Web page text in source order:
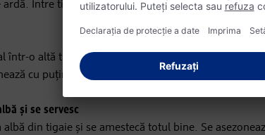
Între timp, fierbeți pastele în apă sărată al
într-o altă tigaie și prăjiți cuburile de tofu afumat
cu puțin sos de soia și câteva picături de Liquid
și se servesc
albă din tigaie și se amestecă totul bine. Se